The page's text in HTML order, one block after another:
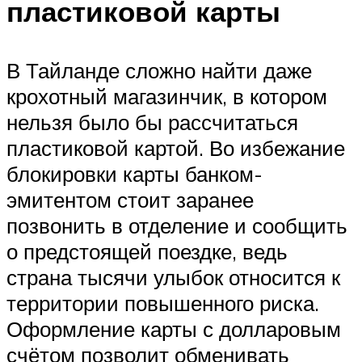
пластиковой карты
В Тайланде сложно найти даже
крохотный магазинчик, в котором
нельзя было бы рассчитаться
пластиковой картой. Во избежание
блокировки карты банком-
эмитентом стоит заранее
позвонить в отделение и сообщить
о предстоящей поездке, ведь
страна тысячи улыбок относится к
территории повышенного риска.
Оформление карты с долларовым
счётом позволит обменивать